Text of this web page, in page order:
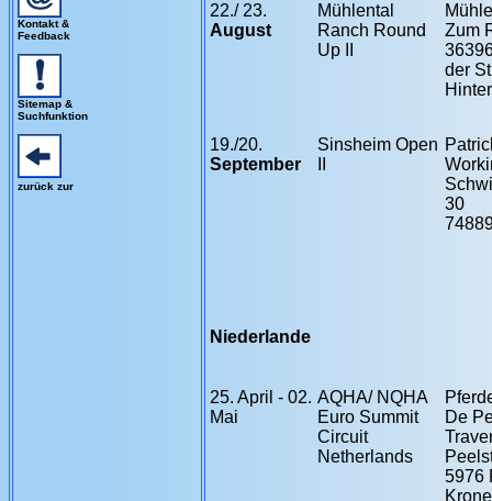
Kontakt &
Feedback
Sitemap &
Suchfunktion
zurück zur
22./ 23.
August
Mühlental
Ranch Round
Up II
Zum
der
19./20.
September
Sinsheim Open
30
Niederlande
25. April - 02.
Mai
AQHA/ NQHA
Euro Summit
Circuit
Netherlands
De
5976